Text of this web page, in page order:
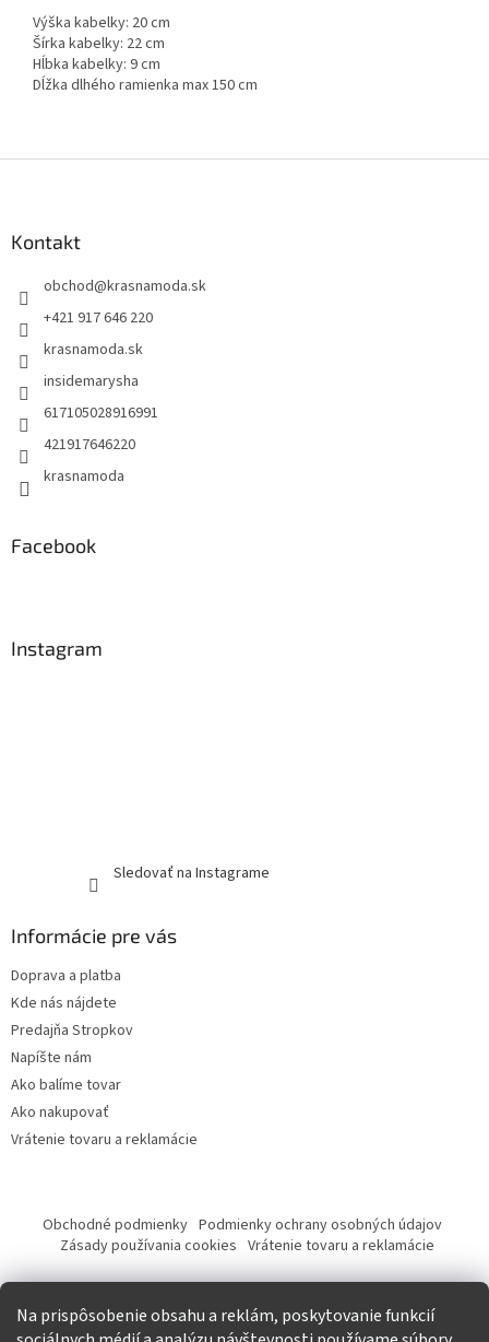
Na prispôsobenie obsahu a reklám, poskytovanie funkcií
Výška kabelky: 20 cm
Šírka kabelky: 22 cm
Hĺbka kabelky: 9 cm
Dĺžka dlhého ramienka max 150 cm
Kontakt
obchod@krasnamoda.sk
+421 917 646 220
krasnamoda.sk
insidemarysha
617105028916991
421917646220
krasnamoda
Facebook
Instagram
Sledovať na Instagrame
Informácie pre vás
Doprava a platba
Kde nás nájdete
Predajňa Stropkov
Napíšte nám
Ako balíme tovar
Ako nakupovať
Vrátenie tovaru a reklamácie
Obchodné podmienky Podmienky ochrany osobných údajov
Zásady používania cookies Vrátenie tovaru a reklamácie
Tvorba eshopu a SEO optimalizácia